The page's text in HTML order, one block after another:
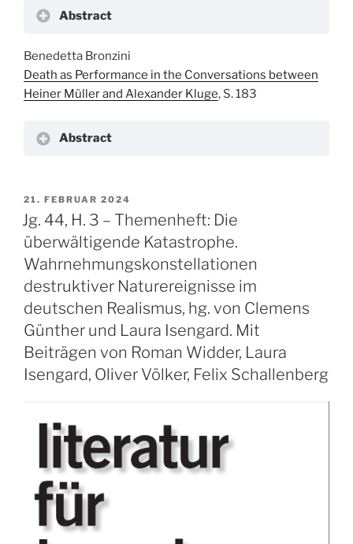
Abstract
Benedetta Bronzini
Death as Performance in the Conversations between
Heiner Müller and Alexander Kluge, S. 183
Abstract
VERÖFFENTLICHT
AM
21. FEBRUAR 2024
Jg. 44, H. 3 – Themenheft: Die
überwältigende Katastrophe.
Wahrnehmungskonstellationen
destruktiver Naturereignisse im
deutschen Realismus, hg. von Clemens
Günther und Laura Isengard. Mit
Beiträgen von Roman Widder, Laura
Isengard, Oliver Völker, Felix Schallenberg